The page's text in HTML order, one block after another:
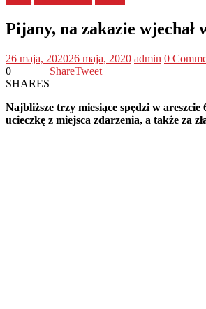
Pijany, na zakazie wjechał
26 maja, 202026 maja, 2020 admin 0
0
SHARES
ShareTweet
Najbliższe trzy miesiące spędzi w
ucieczkę z miejsca zdarzenia, a także za